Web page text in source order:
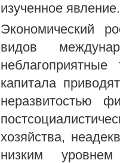
изученное явление.
Экономический
видов
капитала
неразвитостью
хозяйства,
низким